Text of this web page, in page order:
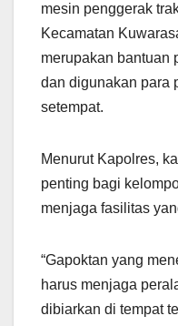
mesin penggerak
Kecamatan
merupakan bantuan
dan digunakan para
setempat.
Menurut Kapolres,
penting bagi
menjaga fasilitas
“Gapoktan yang
harus menjaga
dibiarkan di tempat